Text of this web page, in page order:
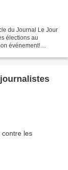
du Journal Le Jour
élections au
événement!